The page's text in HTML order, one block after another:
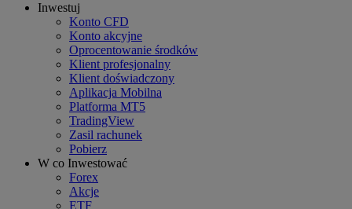
Inwestuj
Konto CFD
Konto akcyjne
Oprocentowanie środków
Klient profesjonalny
Klient doświadczony
Aplikacja Mobilna
Platforma MT5
TradingView
Zasil rachunek
Pobierz
W co Inwestować
Forex
Akcje
ETF